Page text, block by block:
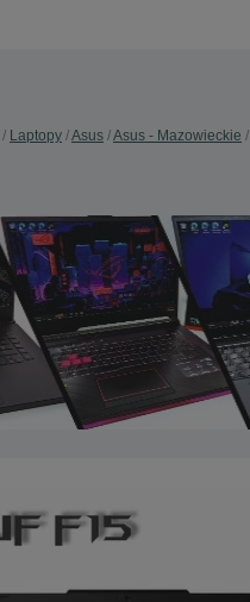
Laptopy Asus Asus - Mazowieckie